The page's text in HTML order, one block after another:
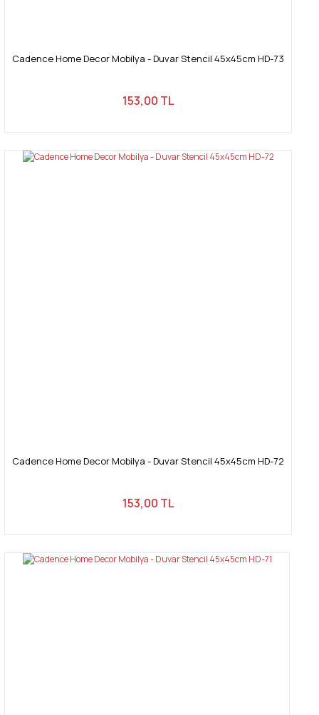
Cadence Home Decor Mobilya - Duvar Stencil 45x45cm HD-73
153,00 TL
Cadence Home Decor Mobilya - Duvar Stencil 45x45cm HD-72
153,00 TL